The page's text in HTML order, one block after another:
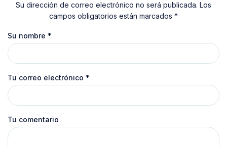
Su dirección de correo electrónico no será publicada. Los
campos obligatorios están marcados *
Su nombre *
Tu correo electrónico *
Tu comentario